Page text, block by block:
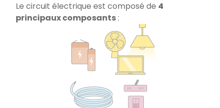
Le circuit électrique est composé de 4
principaux composants: